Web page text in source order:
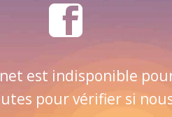
est indisponible
pour vérifier si